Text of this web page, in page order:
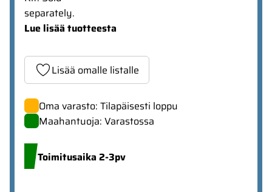
separately.
Lue lisää tuotteesta
Lisää omalle listalle
Oma varasto: Tilapäisesti loppu
Maahantuoja: Varastossa
Toimitusaika 2-3pv